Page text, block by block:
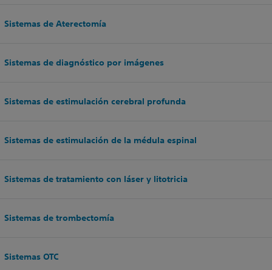
Sistemas de Aterectomía
Sistemas de diagnóstico por imágenes
Sistemas de estimulación cerebral profunda
Sistemas de estimulación de la médula espinal
Sistemas de tratamiento con láser y litotricia
Sistemas de trombectomía
Sistemas OTC